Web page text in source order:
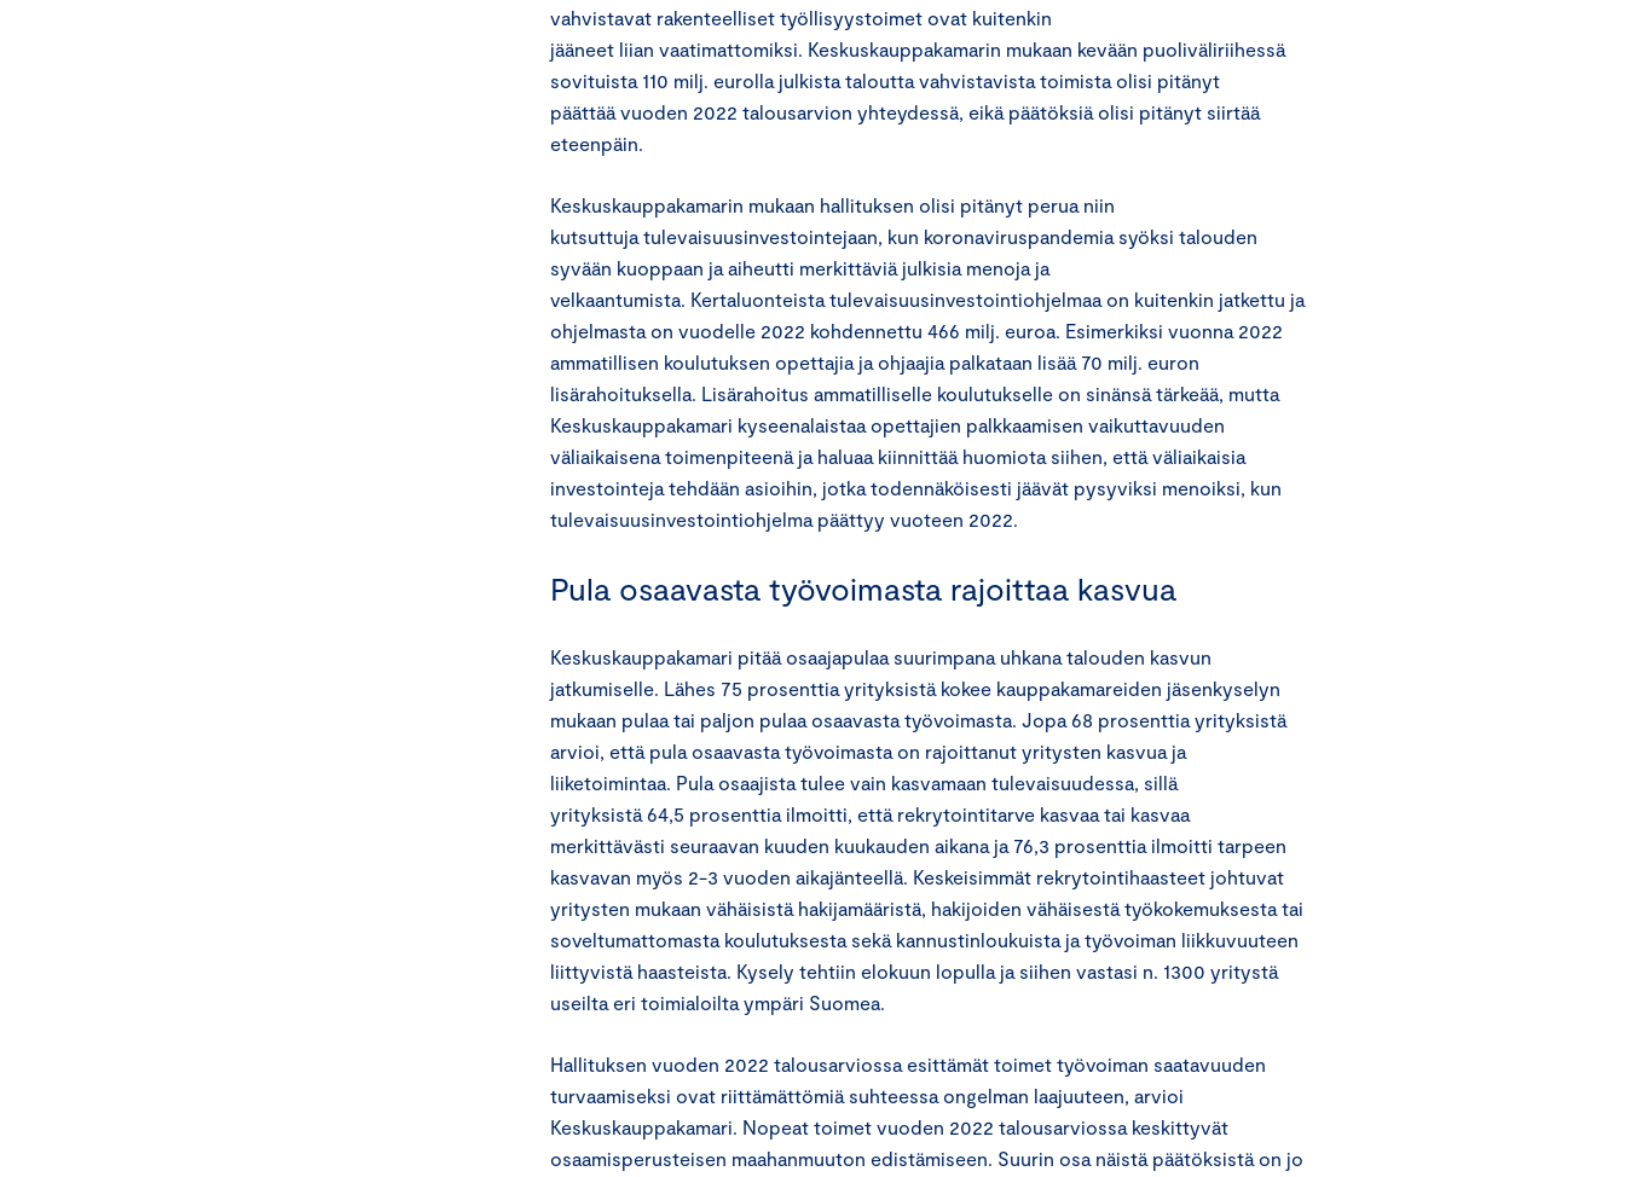
vahvistavat rakenteelliset työllisyystoimet ovat kuitenkin
jääneet liian vaatimattomiksi. Keskuskauppakamarin mukaan kevään puoliväliriihessä
sovituista 110 milj. eurolla julkista taloutta vahvistavista toimista olisi pitänyt
päättää vuoden 2022 talousarvion yhteydessä, eikä päätöksiä olisi pitänyt siirtää
eteenpäin.
Keskuskauppakamarin mukaan hallituksen olisi pitänyt perua niin
kutsuttuja tulevaisuusinvestointejaan, kun koronaviruspandemia syöksi talouden
syvään kuoppaan ja aiheutti merkittäviä julkisia menoja ja
velkaantumista. Kertaluonteista tulevaisuusinvestointiohjelmaa on kuitenkin jatkettu ja
ohjelmasta on vuodelle 2022 kohdennettu 466 milj. euroa. Esimerkiksi vuonna 2022
ammatillisen koulutuksen opettajia ja ohjaajia palkataan lisää 70 milj. euron
lisärahoituksella. Lisärahoitus ammatilliselle koulutukselle on sinänsä tärkeää, mutta
Keskuskauppakamari kyseenalaistaa opettajien palkkaamisen vaikuttavuuden
väliaikaisena toimenpiteenä ja haluaa kiinnittää huomiota siihen, että väliaikaisia
investointeja tehdään asioihin, jotka todennäköisesti jäävät pysyviksi menoiksi, kun
tulevaisuusinvestointiohjelma päättyy vuoteen 2022.
Pula osaavasta työvoimasta rajoittaa kasvua
Keskuskauppakamari pitää osaajapulaa suurimpana uhkana talouden kasvun
jatkumiselle. Lähes 75 prosenttia yrityksistä kokee kauppakamareiden jäsenkyselyn
mukaan pulaa tai paljon pulaa osaavasta työvoimasta. Jopa 68 prosenttia yrityksistä
arvioi, että pula osaavasta työvoimasta on rajoittanut yritysten kasvua ja
liiketoimintaa. Pula osaajista tulee vain kasvamaan tulevaisuudessa, sillä
yrityksistä 64,5 prosenttia ilmoitti, että rekrytointitarve kasvaa tai kasvaa
merkittävästi seuraavan kuuden kuukauden aikana ja 76,3 prosenttia ilmoitti tarpeen
kasvavan myös 2-3 vuoden aikajänteellä. Keskeisimmät rekrytointihaasteet johtuvat
yritysten mukaan vähäisistä hakijamääristä, hakijoiden vähäisestä työkokemuksesta tai
soveltumattomasta koulutuksesta sekä kannustinloukuista ja työvoiman liikkuvuuteen
liittyvistä haasteista. Kysely tehtiin elokuun lopulla ja siihen vastasi n. 1300 yritystä
useilta eri toimialoilta ympäri Suomea.
Hallituksen vuoden 2022 talousarviossa esittämät toimet työvoiman saatavuuden
turvaamiseksi ovat riittämättömiä suhteessa ongelman laajuuteen, arvioi
Keskuskauppakamari. Nopeat toimet vuoden 2022 talousarviossa keskittyvät
osaamisperusteisen maahanmuuton edistämiseen. Suurin osa näistä päätöksistä on jo